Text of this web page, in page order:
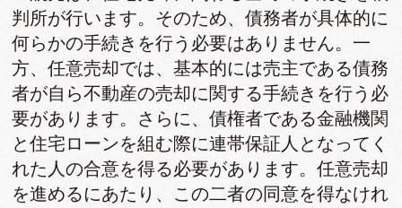
判所が行います。そのため、債務者が具体的に
何らかの手続きを行う必要はありません。一
方、任意売却では、基本的には売主である債務
者が自ら不動産の売却に関する手続きを行う必
要があります。さらに、債権者である金融機関
と住宅ローンを組む際に連帯保証人となってく
れた人の合意を得る必要があります。任意売却
を進めるにあたり、この二者の同意を得なけれ